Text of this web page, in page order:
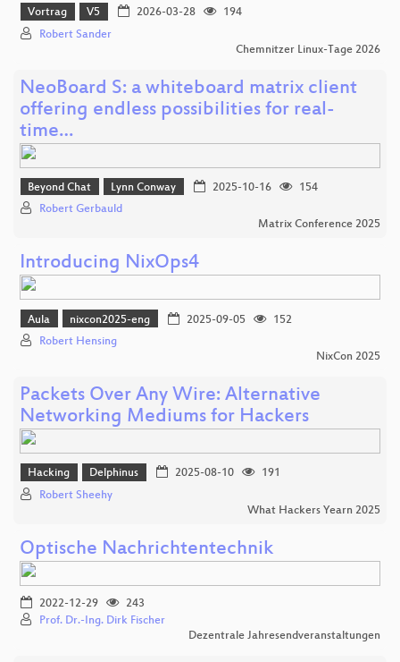
Vortrag V5 2026-03-28
194
Robert Sander
Chemnitzer Linux-Tage 2026
NeoBoard S: a whiteboard matrix client
offering endless possibilities for real-
time…
Beyond Chat Lynn Conway 2025-10-16
154
Robert Gerbauld
Matrix Conference 2025
Introducing NixOps4
Aula nixcon2025-eng 2025-09-05
152
Robert Hensing
NixCon 2025
Packets Over Any Wire: Alternative
Networking Mediums for Hackers
Hacking Delphinus 2025-08-10
191
Robert Sheehy
What Hackers Yearn 2025
Optische Nachrichtentechnik
2022-12-29
243
Prof. Dr.-Ing. Dirk Fischer
Dezentrale Jahresendveranstaltungen